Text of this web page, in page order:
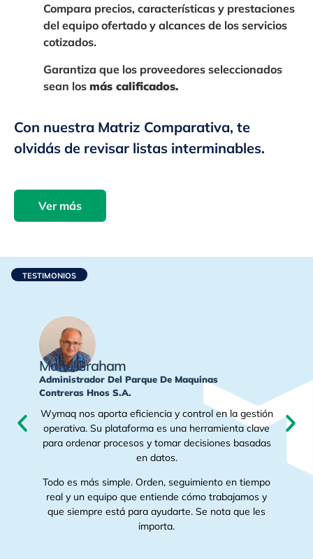
Compara precios, características y prestaciones
del equipo ofertado y alcances de los servicios
cotizados.
Garantiza que los proveedores seleccionados
sean los más calificados.
Con nuestra Matriz Comparativa, te
olvidás de revisar listas interminables.
Ver más
TESTIMONIOS
Mario Graham
Administrador Del Parque De Maquinas
Contreras Hnos S.A.
Wymaq nos aporta eficiencia y control en la gestión
operativa. Su plataforma es una herramienta clave
para ordenar procesos y tomar decisiones basadas
en datos.
Todo es más simple. Orden, seguimiento en tiempo
real y un equipo que entiende cómo trabajamos y
que siempre está para ayudarte. Se nota que les
importa.